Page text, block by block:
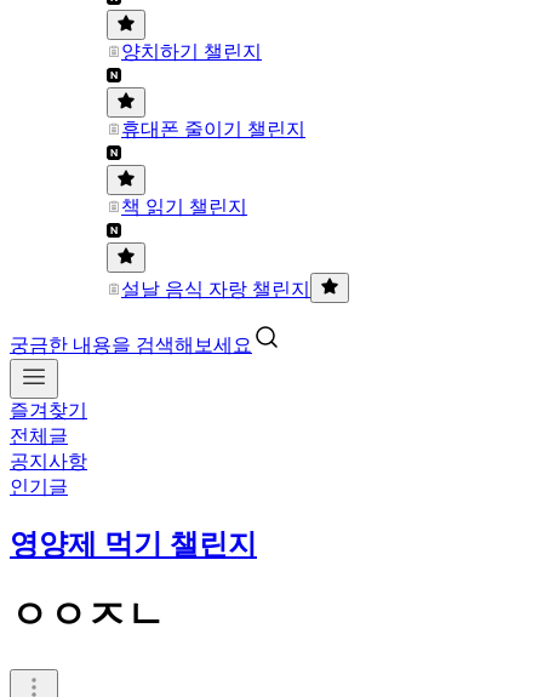
양치하기 챌린지
휴대폰 줄이기 챌린지
책 읽기 챌린지
설날 음식 자랑 챌린지
궁금한 내용을 검색해보세요
즐겨찾기
전체글
공지사항
인기글
영양제 먹기 챌린지
ㅇㅇㅈㄴ